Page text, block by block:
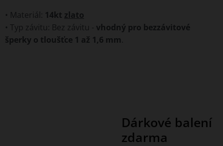
• Materiál: 14kt zlato
• Typ závitu: Bez závitu - vhodný pro bezzávitové
šperky o tloušťce 1 až 1,6 mm
Dárkové balení
zdarma